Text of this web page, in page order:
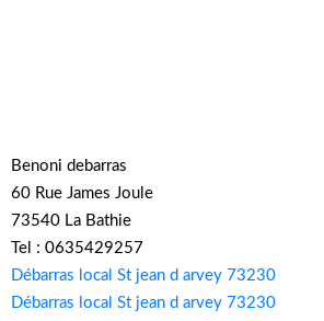
Benoni debarras
60 Rue James Joule
73540 La Bathie
Tel : 0635429257
Débarras local St jean d arvey 73230
Débarras local St jean d arvey 73230